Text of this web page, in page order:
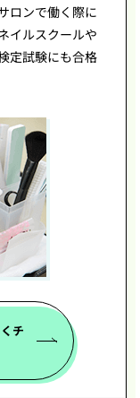
ロンで働く際に
イルスクールや
定試験にも合格
チ